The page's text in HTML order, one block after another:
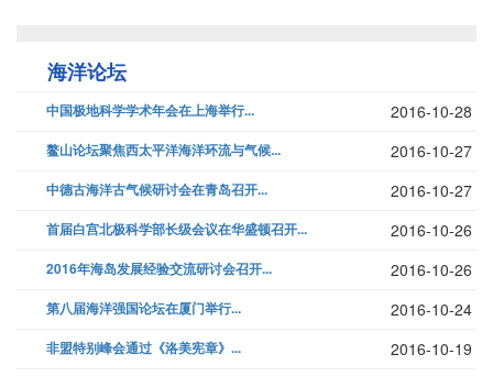
海洋论坛
中国极地科学学术年会在上海举行... 2016-10-28
鳌山论坛聚焦西太平洋海洋环流与气候... 2016-10-27
中德古海洋古气候研讨会在青岛召开... 2016-10-27
首届白宫北极科学部长级会议在华盛顿召开... 2016-10-26
2016年海岛发展经验交流研讨会召开... 2016-10-26
第八届海洋强国论坛在厦门举行... 2016-10-24
非盟特别峰会通过《洛美宪章》... 2016-10-19